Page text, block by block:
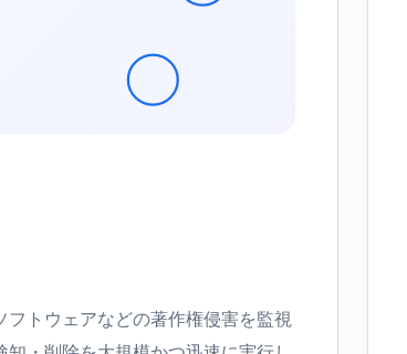
フトウェアなどの著作権侵害を監視